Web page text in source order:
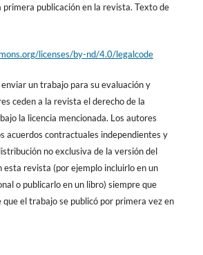
publicación en la revista. Texto de
licenses/by-nd/4.0/legalcode
enviar un trabajo para su evaluación y
ceden a la revista el derecho de la
la licencia mencionada. Los autores
acuerdos contractuales independientes y
no exclusiva de la versión del
esta revista (por ejemplo incluirlo en un
o publicarlo en un libro) siempre que
el trabajo se publicó por primera vez en